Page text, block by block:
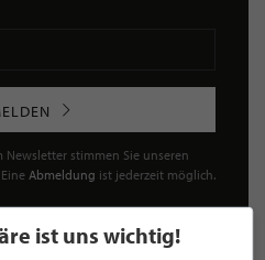
stimmen Sie unseren
Abmeldung ist jederzeit möglich.
ist uns wichtig!